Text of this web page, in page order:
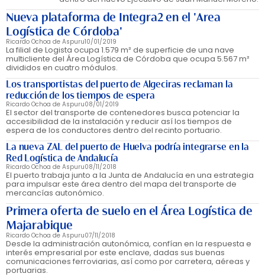
Nueva plataforma de Integra2 en el 'Area
Logística de Córdoba'
Ricardo Ochoa de Aspuru10/01/2019
La filial de Logista ocupa 1.579 m² de superficie de una nave
multicliente del Área Logística de Córdoba que ocupa 5.567 m²
divididos en cuatro módulos.
Los transportistas del puerto de Algeciras reclaman la
reducción de los tiempos de espera
Ricardo Ochoa de Aspuru08/01/2019
El sector del transporte de contenedores busca potenciar la
accesibilidad de la instalación y reducir así los tiempos de
espera de los conductores dentro del recinto portuario.
La nueva ZAL del puerto de Huelva podría integrarse en la
Red Logística de Andalucía
Ricardo Ochoa de Aspuru08/11/2018
El puerto trabaja junto a la Junta de Andalucía en una estrategia
para impulsar este área dentro del mapa del transporte de
mercancías autonómico.
Primera oferta de suelo en el Área Logística de
Majarabique
Ricardo Ochoa de Aspuru07/11/2018
Desde la administración autonómica, confían en la respuesta e
interés empresarial por este enclave, dadas sus buenas
comunicaciones ferroviarias, así como por carretera, aéreas y
portuarias.